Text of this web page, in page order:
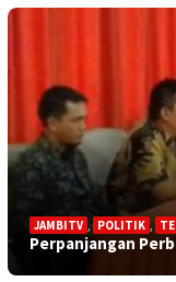
JAMBITV , POLITIK ,
Perpanjangan